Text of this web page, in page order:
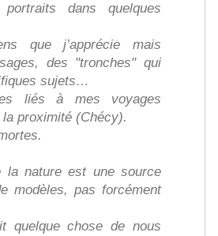
dans quelques
que j’apprécie mais
des "tronches" qui
sujets…
liés à mes voyages
proximité (Chécy).
la nature est une source
modèles, pas forcément
quelque chose de nous